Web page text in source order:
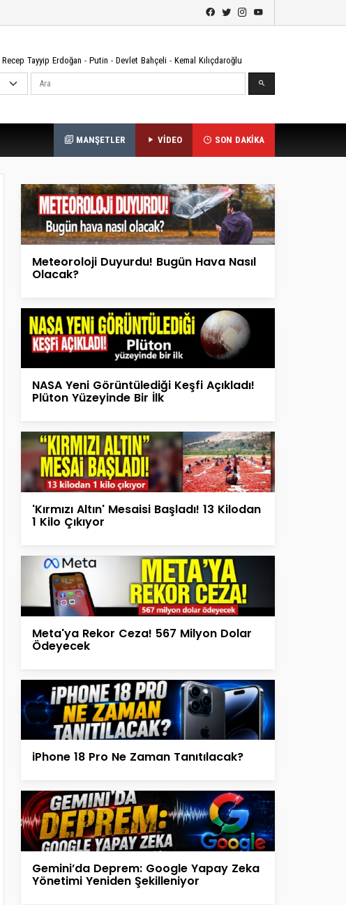
Recep Tayyip Erdoğan - Putin - Devlet Bahçeli - Kemal Kılıçdaroğlu
Ara
MANŞETLER VİDEO SON DAKİKA
Meteoroloji Duyurdu! Bugün Hava Nasıl
Olacak?
NASA Yeni Görüntülediği Keşfi Açıkladı!
Plüton Yüzeyinde Bir İlk
'Kırmızı Altın' Mesaisi Başladı! 13 Kilodan
1 Kilo Çıkıyor
Meta'ya Rekor Ceza! 567 Milyon Dolar
Ödeyecek
iPhone 18 Pro Ne Zaman Tanıtılacak?
Gemini’da Deprem: Google Yapay Zeka
Yönetimi Yeniden Şekilleniyor